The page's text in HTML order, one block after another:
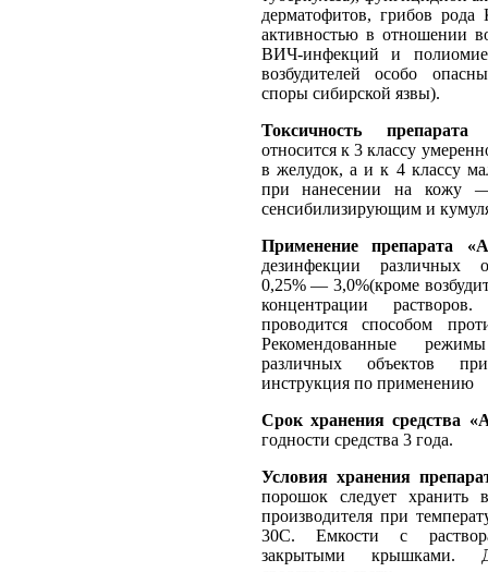
дерматофитов, грибов рода
активностью в отношении
ВИЧ-инфекций и
возбудителей особо
споры сибирской язвы).
Токсичность
относится к 3 классу
в желудок, а и к 4 классу
при нанесении на кожу
сенсибилизирующим и
Применение препарата
дезинфекции различных
0,25% — 3,0%(кроме
концентрации
проводится способом
Рекомендованные
различных объектов
инструкция по применению
Срок хранения средства
годности средства 3 года.
Условия хранения
порошок следует хранить
производителя при
30С. Емкости с
закрытыми крышками.